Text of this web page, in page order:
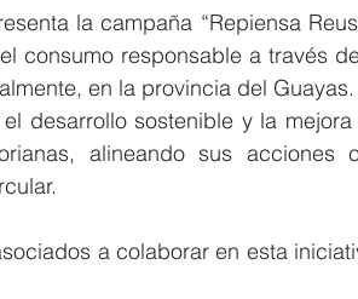
la campaña “Repiensa
consumo responsable a través
en la provincia del Guayas.
desarrollo sostenible y la
alineando sus acciones
a colaborar en esta